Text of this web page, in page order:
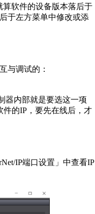
算软件的设备版本落后于
于左方菜单中修改或添
与调试的：
器内部就是要选这一项
件的IP，要先在线后，才
IP端口设置」中查看IP